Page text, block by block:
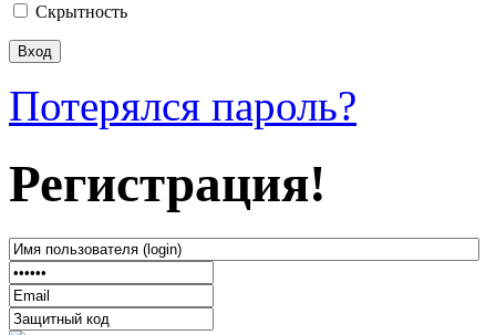
Скрытность
Потерялся пароль?
Регистрация!